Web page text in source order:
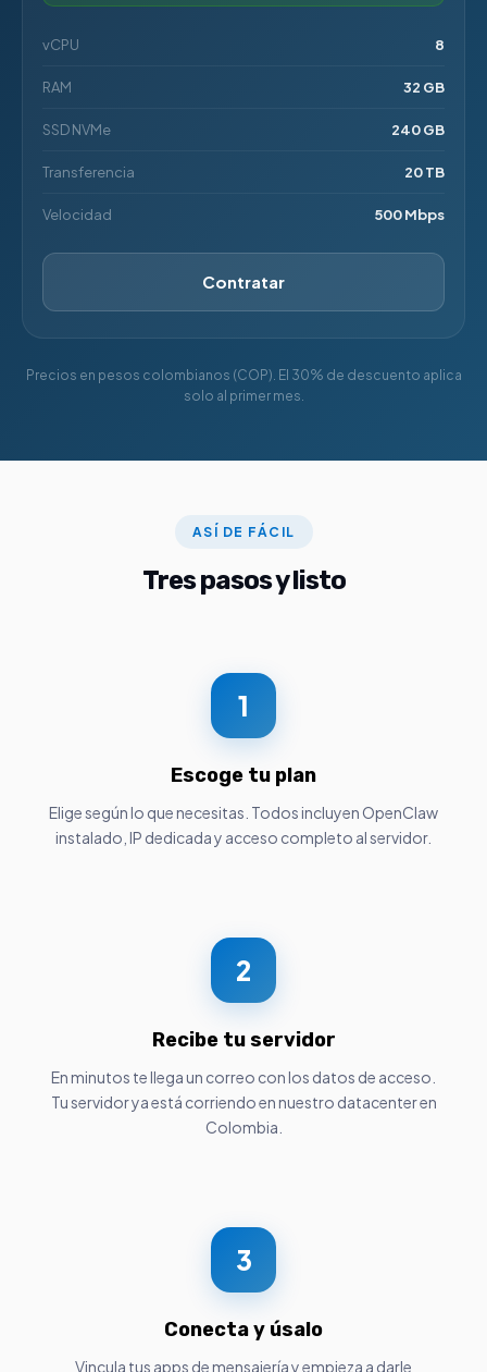
vCPU 8
RAM 32 GB
SSD NVMe 240 GB
Transferencia 20 TB
Velocidad 500 Mbps
Contratar
Precios en pesos colombianos (COP). El 30% de descuento aplica
solo al primer mes.
ASÍ DE FÁCIL
Tres pasos y listo
1
Escoge tu plan
Elige según lo que necesitas. Todos incluyen OpenClaw
instalado, IP dedicada y acceso completo al servidor.
2
Recibe tu servidor
En minutos te llega un correo con los datos de acceso.
Tu servidor ya está corriendo en nuestro datacenter en
Colombia.
3
Conecta y úsalo
Vincula tus apps de mensajería y empieza a darle